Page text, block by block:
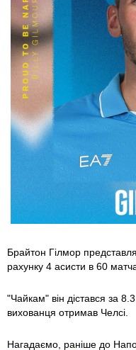
Брайтон Гілмор
рахунку 4 асисти в 60
"Чайкам" він дістався за
вихованця отримав Челсі.
Нагадаємо, раніше до